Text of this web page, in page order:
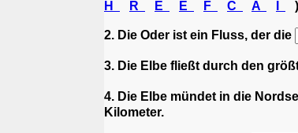
H
R E E F C A )
2. Die Oder ist ein Fluss, der die
3. Die Elbe fließt durch den
4. Die Elbe mündet in die
Kilometer.